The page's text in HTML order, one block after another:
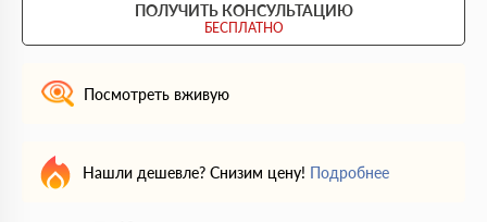
ПОЛУЧИТЬ КОНСУЛЬТАЦИЮ
БЕСПЛАТНО
Посмотреть вживую
Нашли дешевле? Снизим цену! Подробнее